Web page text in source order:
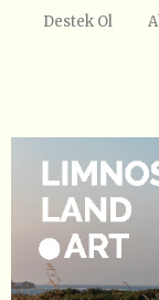
Destek Ol